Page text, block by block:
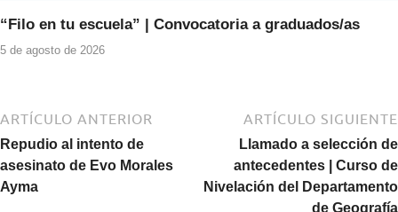
“Filo en tu escuela” | Convocatoria a graduados/as
5 de agosto de 2026
ARTÍCULO ANTERIOR
Repudio al intento de
asesinato de Evo Morales
Ayma
ARTÍCULO SIGUIENTE
Llamado a selección de
antecedentes | Curso de
Nivelación del Departamento
de Geografía